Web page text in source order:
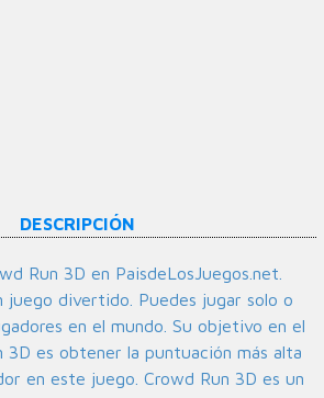
DESCRIPCIÓN
Run 3D en PaisdeLosJuegos.net.
juego divertido. Puedes jugar solo o
en el mundo. Su objetivo en el
3D es obtener la puntuación más alta
en este juego. Crowd Run 3D es un